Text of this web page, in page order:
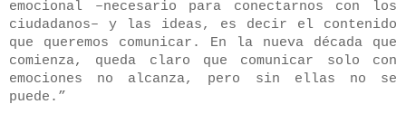
emocional –necesario para conectarnos con los
ciudadanos– y las ideas, es decir el contenido
que queremos comunicar. En la nueva dé­cada que
comienza, queda claro que comunicar solo con
emociones no alcanza, pero sin ellas no se
puede.”